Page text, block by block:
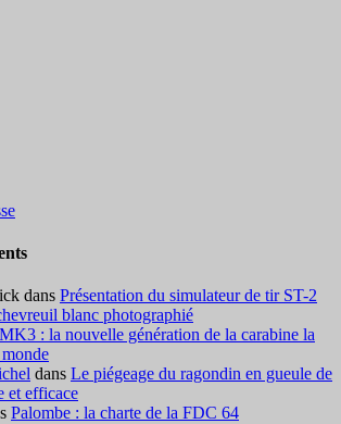
dans Présentation du simulateur de tir ST-2
blanc photographié
: la nouvelle génération de la carabine la
dans Le piégeage du ragondin en gueule de
et efficace
Palombe : la charte de la FDC 64